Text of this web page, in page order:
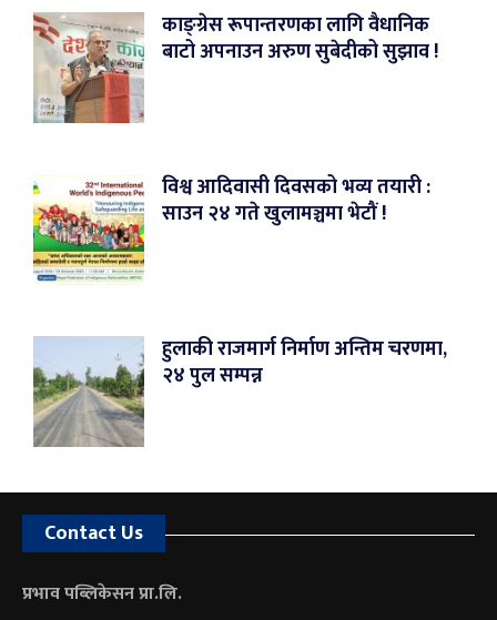
काङ्ग्रेस रूपान्तरणका लागि वैधानिक
बाटो अपनाउन अरुण सुबेदीको सुझाव !
विश्व आदिवासी दिवसको भव्य तयारी :
साउन २४ गते खुलामञ्चमा भेटौं !
हुलाकी राजमार्ग निर्माण अन्तिम चरणमा,
२४ पुल सम्पन्न
Contact Us
प्रभाव पब्लिकेसन प्रा.लि.